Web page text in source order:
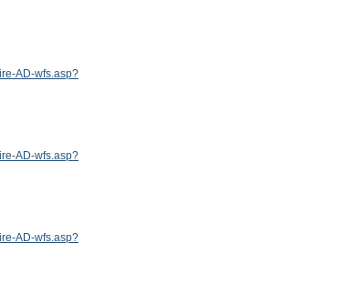
AD-wfs.asp?
AD-wfs.asp?
AD-wfs.asp?